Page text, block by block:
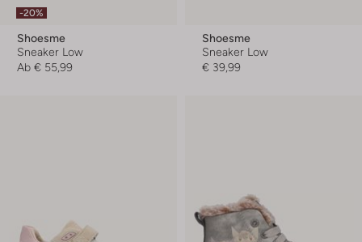
-20%
Shoesme
Sneaker Low
Ab € 55,99
Shoesme
Sneaker Low
€ 39,99